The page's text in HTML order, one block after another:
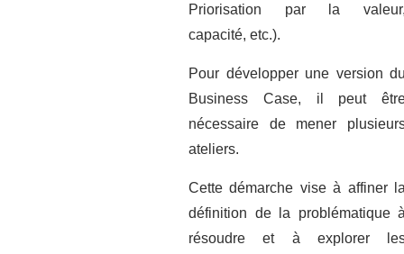
Priorisation par la
capacité, etc.).
Pour développer une version
Business Case, il peut
nécessaire de mener
ateliers.
Cette démarche vise à affiner
définition de la problématique
résoudre et à explorer